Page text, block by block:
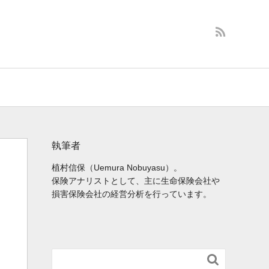
執筆者
植村信保（Uemura Nobuyasu）。
保険アナリストとして、主に生命保険会社や
損害保険会社の経営分析を行っています。
